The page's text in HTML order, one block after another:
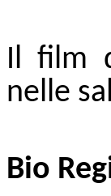
Il film
nelle
Bio